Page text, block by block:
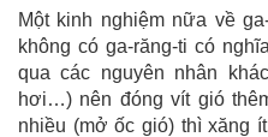
Một kinh nghiệm nữa về
không có ga-răng-ti có
qua các nguyên nhân
hơi…) nên đóng vít gió
nhiều (mở ốc gió) thì xăng